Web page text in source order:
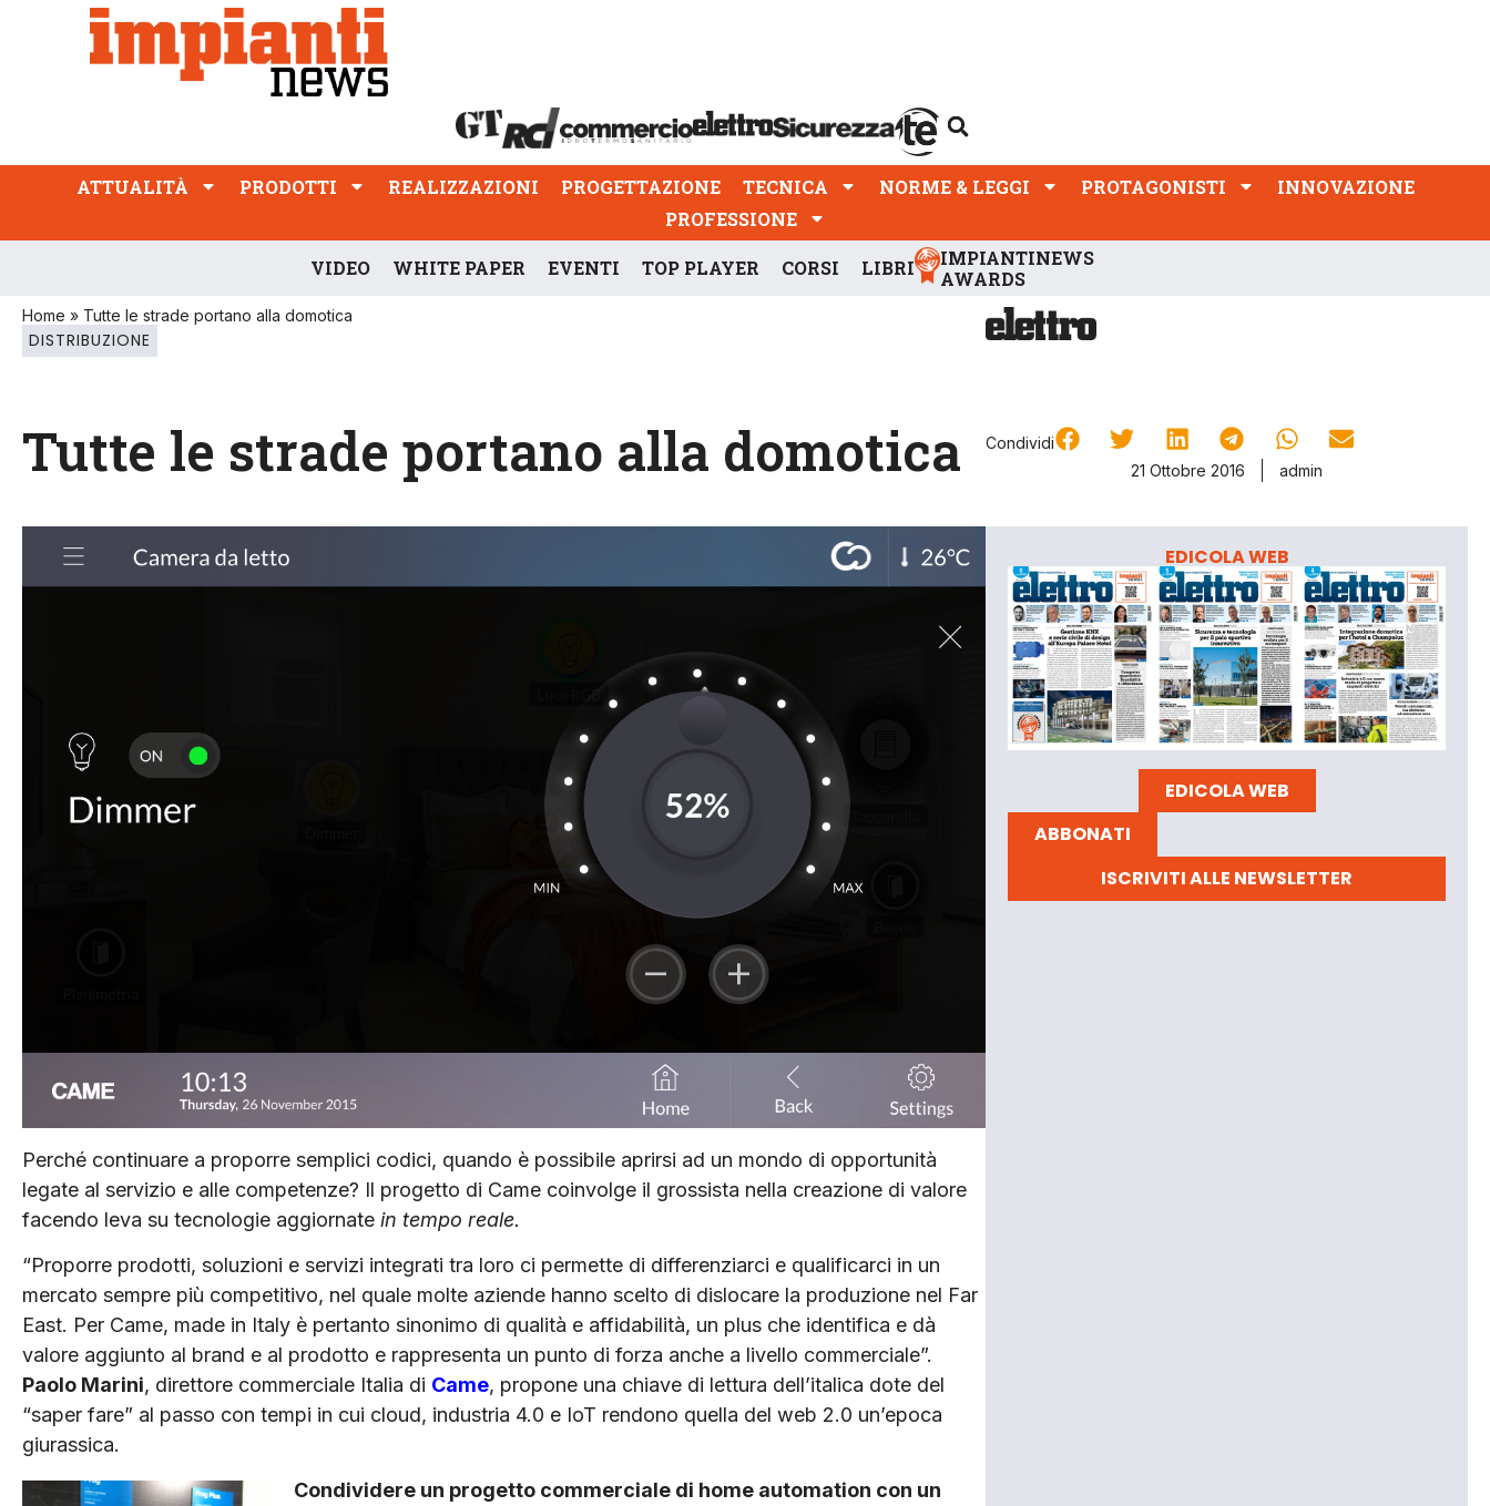
ATTUALITÀ PRODOTTI REALIZZAZIONI
PROFESSIONE
ATTUALITÀ PRODOTTI REALIZZAZIONI PROGETTAZIONE TECNICA NORME & LEGGI PROTAGONISTI
INNOVAZIONE
PROFESSIONE
VIDEO WHITE PAPER EVENTI TOP PLAYER CORSI LIBRI
IMPIANTINEWS
AWARDS
Home » Tutte le strade portano alla domotica
DISTRIBUZIONE
Tutte le strade portano alla domotica
Condividi
21 Ottobre 2016
admin
Perché continuare a proporre semplici codici, quando è possibile aprirsi ad un mondo di opportunità
legate al servizio e alle competenze? Il progetto di Came coinvolge il grossista nella creazione di valore
facendo leva su tecnologie aggiornate in tempo reale.
“Proporre prodotti, soluzioni e servizi integrati tra loro ci permette di differenziarci e qualificarci in un
mercato sempre più competitivo, nel quale molte aziende hanno scelto di dislocare la produzione nel Far
East. Per Came, made in Italy è pertanto sinonimo di qualità e affidabilità, un plus che identifica e dà
valore aggiunto al brand e al prodotto e rappresenta un punto di forza anche a livello commerciale”.
Paolo Marini, direttore commerciale Italia di Came, propone una chiave di lettura dell’italica dote del
“saper fare” al passo con tempi in cui cloud, industria 4.0 e IoT rendono quella del web 2.0 un’epoca
giurassica.
Condividere un progetto commerciale di home automation con un
EDICOLA WEB
EDICOLA WEB
ABBONATI
ISCRIVITI ALLE NEWSLETTER